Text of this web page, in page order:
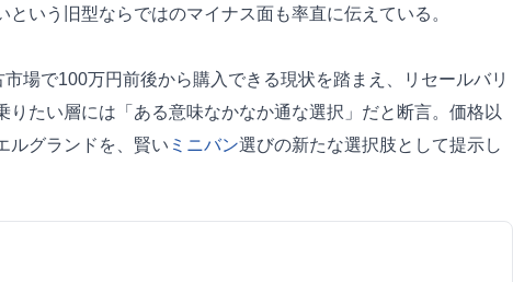
という旧型ならではのマイナス面も率直に伝えている。
場で100万円前後から購入できる現状を踏まえ、リセールバリ
りたい層には「ある意味なかなか通な選択」だと断言。価格以
ルグランドを、賢い ミニバン選びの新たな選択肢として提示し